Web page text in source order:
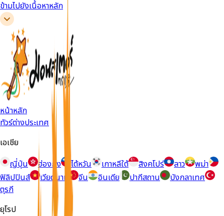
ข้ามไปยังเนื้อหาหลัก
หน้าหลัก
ทัวร์ต่างประเทศ
เอเชีย
ญี่ปุ่น
ฮ่องกง ไต้หวัน เกาหลีใต้ สิงคโปร์ ลาว
พม่า
ฟิลิปปินส์
เวียดนาม จีน อินเดีย ปากีสถาน
บังกลาเทศ
ตุรกี
ยุโรป